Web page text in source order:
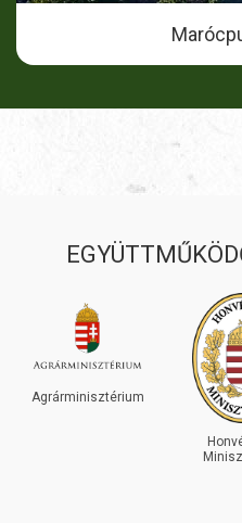
Honvédelmi
Minisztérium